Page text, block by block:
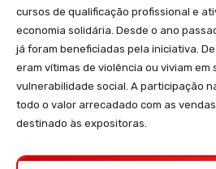
cursos de qualificação profissional e
economia solidária. Desde o ano
já foram beneficiadas pela iniciativa.
eram vítimas de violência ou viviam em
vulnerabilidade social. A participação
todo o valor arrecadado com as
destinado às expositoras.